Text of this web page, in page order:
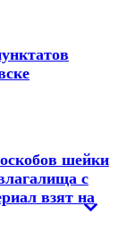
шейки
с
взят на